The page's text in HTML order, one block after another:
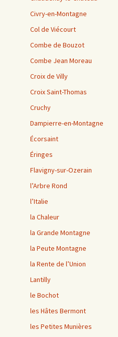
Civry-en-Montagne
Col de Viécourt
Combe de Bouzot
Combe Jean Moreau
Croix de Villy
Croix Saint-Thomas
Cruchy
Dampierre-en-Montagne
Écorsaint
Éringes
Flavigny-sur-Ozerain
l’Arbre Rond
l’Italie
la Chaleur
la Grande Montagne
la Peute Montagne
la Rente de l’Union
Lantilly
le Bochot
les Hâtes Bermont
les Petites Munières